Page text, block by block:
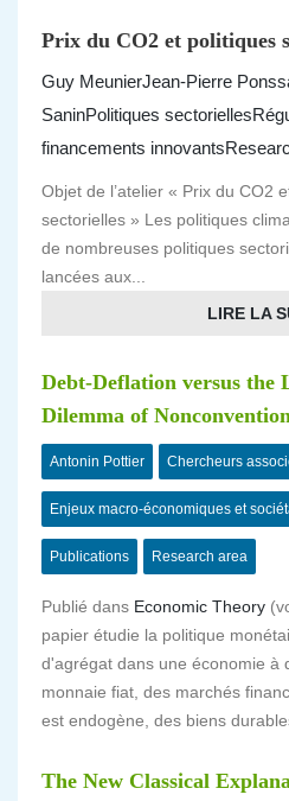
Prix du CO2 et politiques
Guy MeunierJean-Pierre
SaninPolitiques sectorielles
financements innovants
Objet de l’atelier « Prix du CO2
sectorielles » Les politiques
de nombreuses politiques
lancées aux...
LIRE LA
Debt-Deflation versus
Dilemma of
Antonin Pottier Chercheurs
Enjeux macro-économiques et
Publications Research area
Publié dans Economic Theory
papier étudie la politique
d'agrégat dans une économie à
monnaie fiat, des marchés
est endogène, des biens
The New Classical